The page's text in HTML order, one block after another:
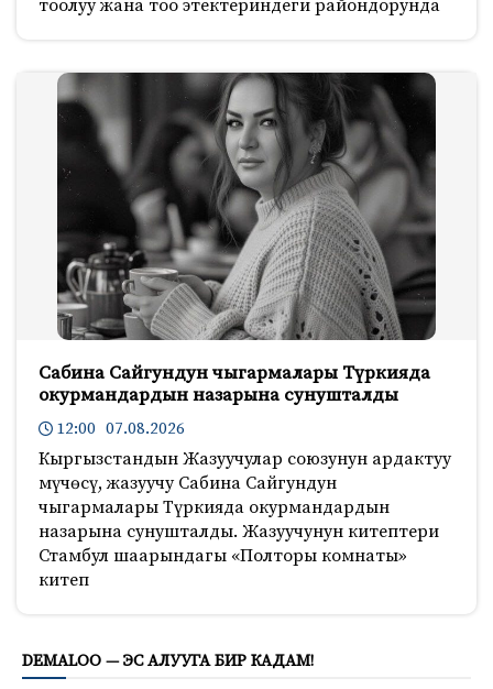
тоолуу жана тоо этектериндеги райондорунда
Сабина Сайгундун чыгармалары Түркияда
окурмандардын назарына сунушталды
12:00 07.08.2026
Кыргызстандын Жазуучулар союзунун ардактуу
мүчөсү, жазуучу Сабина Сайгундун
чыгармалары Түркияда окурмандардын
назарына сунушталды. Жазуучунун китептери
Стамбул шаарындагы «Полторы комнаты»
китеп
DEMALOO — ЭС АЛУУГА БИР КАДАМ!